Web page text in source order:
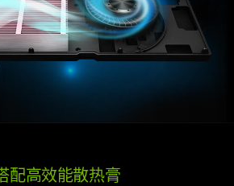
配高效能散热膏